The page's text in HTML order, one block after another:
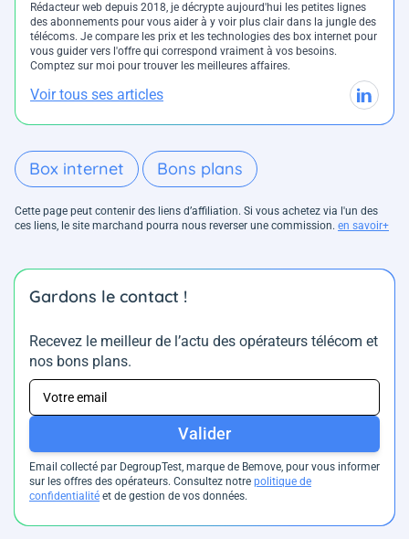
Rédacteur web depuis 2018, je décrypte aujourd'hui les petites lignes
des abonnements pour vous aider à y voir plus clair dans la jungle des
télécoms. Je compare les prix et les technologies des box internet pour
vous guider vers l'offre qui correspond vraiment à vos besoins.
Comptez sur moi pour trouver les meilleures affaires.
Voir tous ses articles
Box internet Bons plans
Cette page peut contenir des liens d’affiliation. Si vous achetez via l'un des
ces liens, le site marchand pourra nous reverser une commission. en savoir+
Gardons le contact !
Recevez le meilleur de l’actu des opérateurs télécom et
nos bons plans.
Valider
Email collecté par DegroupTest, marque de Bemove, pour vous informer
sur les offres des opérateurs. Consultez notre politique de
confidentialité et de gestion de vos données.